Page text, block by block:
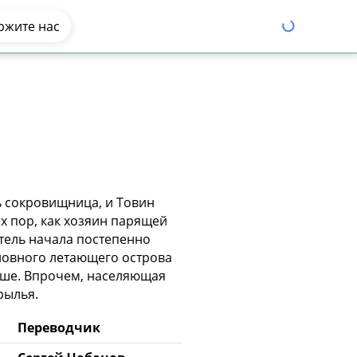
и Товин
пор, как хозяин парящей
начала постепенно
летающего острова
Впрочем, населяющая
Переводчик
нас